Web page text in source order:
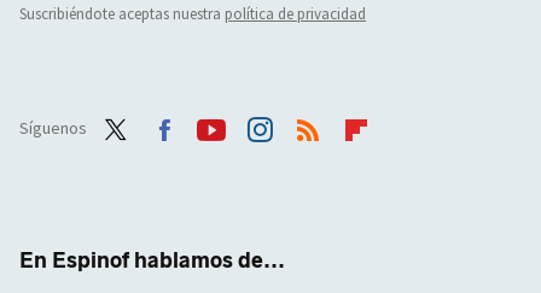
Suscribiéndote aceptas nuestra política de privacidad
Síguenos
En Espinof hablamos de...